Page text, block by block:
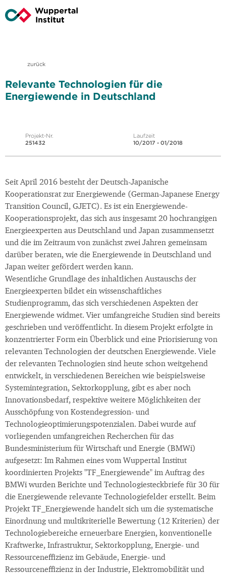
zurück
Relevante Technologien für die
Energiewende in Deutschland
Projekt-Nr.
251432
Laufzeit
10/2017 - 01/2018
Seit April 2016 besteht der Deutsch-Japanische
Kooperationsrat zur Energiewende (German-Japanese Energy
Transition Council, GJETC). Es ist ein Energiewende-
Kooperationsprojekt, das sich aus insgesamt 20 hochrangigen
Energieexperten aus Deutschland und Japan zusammensetzt
und die im Zeitraum von zunächst zwei Jahren gemeinsam
darüber beraten, wie die Energiewende in Deutschland und
Japan weiter gefördert werden kann.
Wesentliche Grundlage des inhaltlichen Austauschs der
Energieexperten bildet ein wissenschaftliches
Studienprogramm, das sich verschiedenen Aspekten der
Energiewende widmet. Vier umfangreiche Studien sind bereits
geschrieben und veröffentlicht. In diesem Projekt erfolgte in
konzentrierter Form ein Überblick und eine Priorisierung von
relevanten Technologien der deutschen Energiewende. Viele
der relevanten Technologien sind heute schon weitgehend
entwickelt, in verschiedenen Bereichen wie beispielsweise
Systemintegration, Sektorkopplung, gibt es aber noch
Innovationsbedarf, respektive weitere Möglichkeiten der
Ausschöpfung von Kostendegression- und
Technologieoptimierungspotenzialen. Dabei wurde auf
vorliegenden umfangreichen Recherchen für das
Bundesministerium für Wirtschaft und Energie (BMWi)
aufgesetzt: Im Rahmen eines vom Wuppertal Institut
koordinierten Projekts "TF_Energiewende" im Auftrag des
BMWi wurden Berichte und Technologiesteckbriefe für 30 für
die Energiewende relevante Technologiefelder erstellt. Beim
Projekt TF_Energiewende handelt sich um die systematische
Einordnung und multikriterielle Bewertung (12 Kriterien) der
Technologiebereiche erneuerbare Energien, konventionelle
Kraftwerke, Infrastruktur, Sektorkopplung, Energie- und
Ressourceneffizienz im Gebäude, Energie- und
Ressourceneffizienz in der Industrie, Elektromobilität und